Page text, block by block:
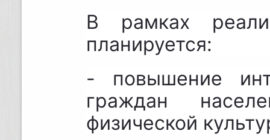
В рамках
планируется:
- повышение
граждан
физической